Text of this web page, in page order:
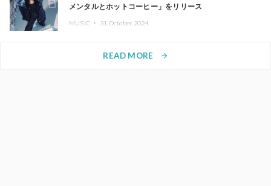
メンタルとホットコーヒー」をリリース
MUSIC ・ 31.October.2024
READ MORE arrow_forward